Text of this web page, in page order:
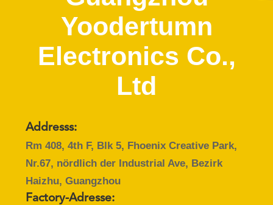
QUALITÄTSKONTROLLE
REFERENZEN
PRIVACY
POLICY
Yoodertumn
Electronics Co.,
Ltd
Addresss:
Rm 408, 4th F, Blk 5, Fhoenix Creative Park,
Nr.67, nördlich der Industrial Ave, Bezirk
Haizhu, Guangzhou
Factory-Adresse: